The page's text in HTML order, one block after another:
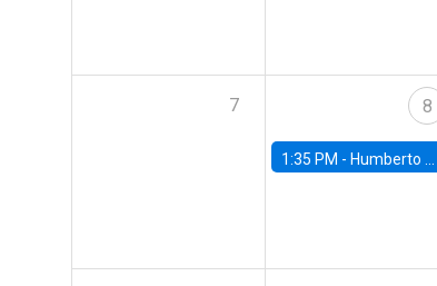
7 8
1:35 PM - Humberto Martínez, Universidad de Chile